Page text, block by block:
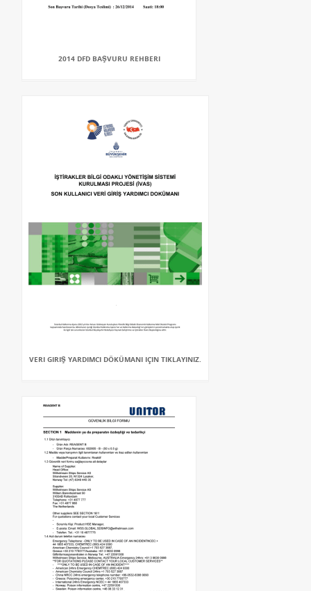
2014 DFD BAŞVURU REHBERI
VERI GIRIŞ YARDIMCI DÖKÜMANI IÇIN TIKLAYINIZ.